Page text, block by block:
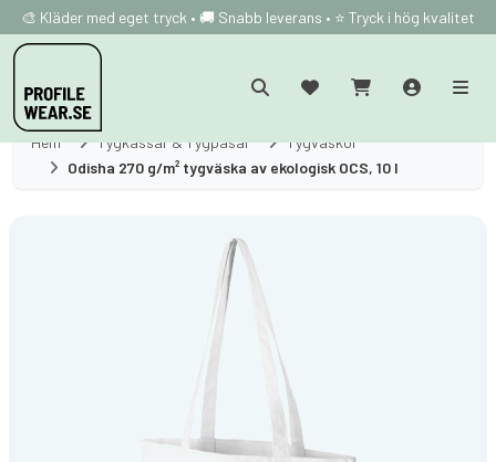
🎨 Kläder med eget tryck • 🚚 Snabb leverans • ⭐ Tryck i hög kvalitet
Hem Tygkassar & Tygpåsar
Tygväskor
Odisha 270 g/m² tygväska av ekologisk OCS, 10 l